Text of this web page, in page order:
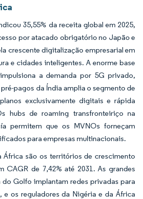
35,55% da receita global em 2025,
por atacado obrigatório no Japão e
crescente digitalização empresarial em
e cidades inteligentes. A enorme base
a demanda por 5G privado,
pagos da Índia amplia o segmento de
exclusivamente digitais e rápida
hubs de roaming transfronteiriço na
permitem que os MVNOs forneçam
para empresas multinacionais.
são os territórios de crescimento
CAGR de 7,42% até 2031. As grandes
do Golfo implantam redes privadas para
e os reguladores da Nigéria e da África